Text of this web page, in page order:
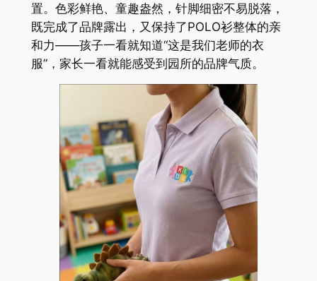
置。色彩鲜艳、童趣盎然，针脚细密不易脱落，
既完成了品牌露出，又保持了POLO衫整体的亲
和力——孩子一看就知道“这是我们老师的衣
服”，家长一看就能感受到园所的品牌气质。